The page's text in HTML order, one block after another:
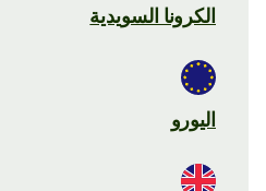
الكرونا السويدية
اليورو